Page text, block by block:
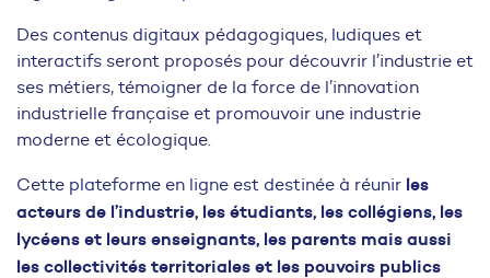
Des contenus digitaux pédagogiques, ludiques et
interactifs seront proposés pour découvrir l’industrie et
ses métiers, témoigner de la force de l’innovation
industrielle française et promouvoir une industrie
moderne et écologique.
Cette plateforme en ligne est destinée à réunir les
acteurs de l’industrie, les étudiants, les collégiens, les
lycéens et leurs enseignants, les parents mais aussi
les collectivités territoriales et les pouvoirs publics